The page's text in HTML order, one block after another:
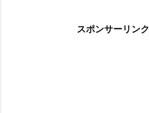
スポンサーリンク